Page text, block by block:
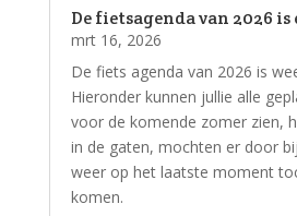
De fietsagenda van 2026 is
mrt 16, 2026
De fiets agenda van 2026 is
Hieronder kunnen jullie alle
voor de komende zomer zien,
in de gaten, mochten er door
weer op het laatste moment
komen.